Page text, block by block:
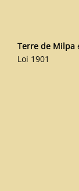
Terre de Milpa
Loi 1901